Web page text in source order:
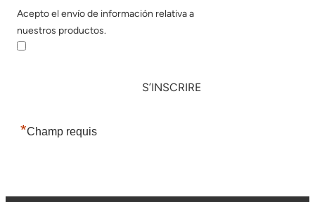
Acepto el envío de información relativa a
nuestros productos.
*Champ requis